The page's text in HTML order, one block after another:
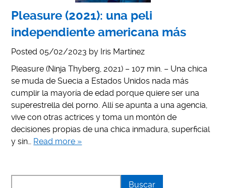
Pleasure (2021): una peli
independiente americana más
Posted 05/02/2023 by Iris Martínez
Pleasure (Ninja Thyberg, 2021) – 107 min. – Una chica
se muda de Suecia a Estados Unidos nada más
cumplir la mayoría de edad porque quiere ser una
superestrella del porno. Allí se apunta a una agencia,
vive con otras actrices y toma un montón de
decisiones propias de una chica inmadura, superficial
y sin… Read more »